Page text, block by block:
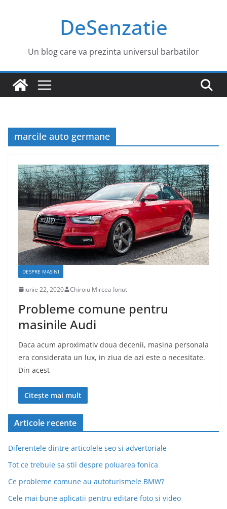
DeSenzatie
Un blog care va prezinta universul barbatilor
marcile auto germane
DESPRE MASINI
iunie 22, 2020 Chiroiu Mircea Ionut
Probleme comune pentru
masinile Audi
Daca acum aproximativ doua decenii, masina personala
era considerata un lux, in ziua de azi este o necesitate.
Din acest
Citește mai mult
Articole recente
Diferentele dintre articolele seo si advertoriale
Tot ce trebuie sa stii despre poluarea fonica
Ce probleme comune au autoturismele BMW?
Cele mai bune aplicatii pentru editare foto si video